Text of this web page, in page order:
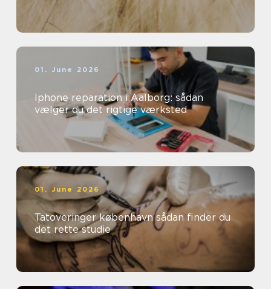
01. June 2026
Iphone reparation i Aalborg: sådan
vælger du det rigtige værksted
01. June 2026
Tatoveringer københavn sådan finder du
det rette studie